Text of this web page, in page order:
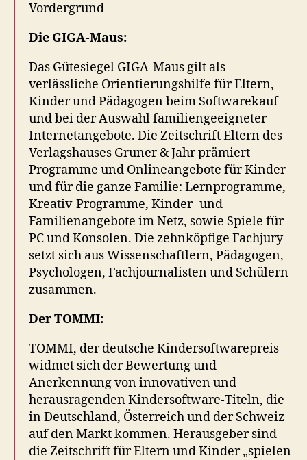
Vordergrund
Die GIGA-Maus:
Das Gütesiegel GIGA-Maus gilt als
verlässliche Orientierungshilfe für Eltern,
Kinder und Pädagogen beim Softwarekauf
und bei der Auswahl familiengeeigneter
Internetangebote. Die Zeitschrift Eltern des
Verlagshauses Gruner & Jahr prämiert
Programme und Onlineangebote für Kinder
und für die ganze Familie: Lernprogramme,
Kreativ-Programme, Kinder- und
Familienangebote im Netz, sowie Spiele für
PC und Konsolen. Die zehnköpfige Fachjury
setzt sich aus Wissenschaftlern, Pädagogen,
Psychologen, Fachjournalisten und Schülern
zusammen.
Der TOMMI:
TOMMI, der deutsche Kindersoftwarepreis
widmet sich der Bewertung und
Anerkennung von innovativen und
herausragenden Kindersoftware-Titeln, die
in Deutschland, Österreich und der Schweiz
auf den Markt kommen. Herausgeber sind
die Zeitschrift für Eltern und Kinder „spielen